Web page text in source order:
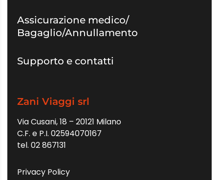
Assicurazione medico/
Bagaglio/Annullamento
Supporto e contatti
Zani Viaggi srl
Via Cusani, 18 – 20121 Milano
C.F. e P.I. 02594070167
tel. 02 867131
Privacy Policy